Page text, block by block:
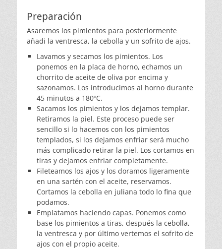
Preparación
Asaremos los pimientos para posteriormente
añadi la ventresca, la cebolla y un sofrito de ajos.
Lavamos y secamos los pimientos. Los
ponemos en la placa de horno, echamos un
chorrito de aceite de oliva por encima y
sazonamos. Los introducimos al horno durante
45 minutos a 180ºC.
Sacamos los pimientos y los dejamos templar.
Retiramos la piel. Este proceso puede ser
sencillo si lo hacemos con los pimientos
templados, si los dejamos enfriar será mucho
más complicado retirar la piel. Los cortamos en
tiras y dejamos enfriar completamente.
Fileteamos los ajos y los doramos ligeramente
en una sartén con el aceite, reservamos.
Cortamos la cebolla en juliana todo lo fina que
podamos.
Emplatamos haciendo capas. Ponemos como
base los pimientos a tiras, después la cebolla,
la ventresca y por último vertemos el sofrito de
ajos con el propio aceite.